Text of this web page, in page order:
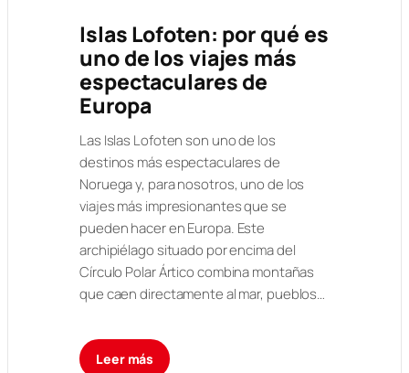
Islas Lofoten: por qué es
uno de los viajes más
espectaculares de
Europa
Las Islas Lofoten son uno de los
destinos más espectaculares de
Noruega y, para nosotros, uno de los
viajes más impresionantes que se
pueden hacer en Europa. Este
archipiélago situado por encima del
Círculo Polar Ártico combina montañas
que caen directamente al mar, pueblos…
Leer más